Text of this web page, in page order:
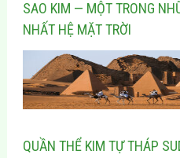
SAO KIM — MỘT TRONG
NHẤT HỆ MẶT TRỜI
QUẦN THỂ KIM TỰ THÁP